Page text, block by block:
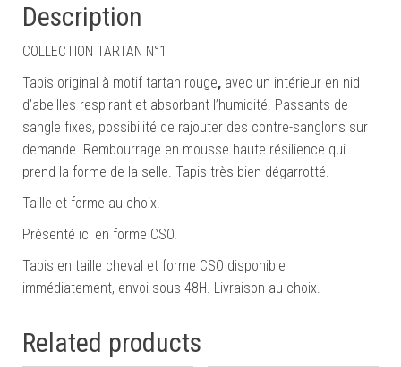
Description
COLLECTION TARTAN N°1
Tapis original à motif tartan rouge, avec un intérieur en nid
d’abeilles respirant et absorbant l’humidité. Passants de
sangle fixes, possibilité de rajouter des contre-sanglons sur
demande. Rembourrage en mousse haute résilience qui
prend la forme de la selle. Tapis très bien dégarrotté.
Taille et forme au choix.
Présenté ici en forme CSO.
Tapis en taille cheval et forme CSO disponible
immédiatement, envoi sous 48H. Livraison au choix.
Related products